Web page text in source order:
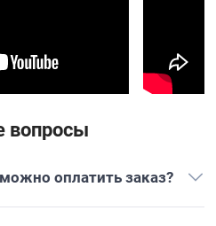
вопросы
оплатить заказ?